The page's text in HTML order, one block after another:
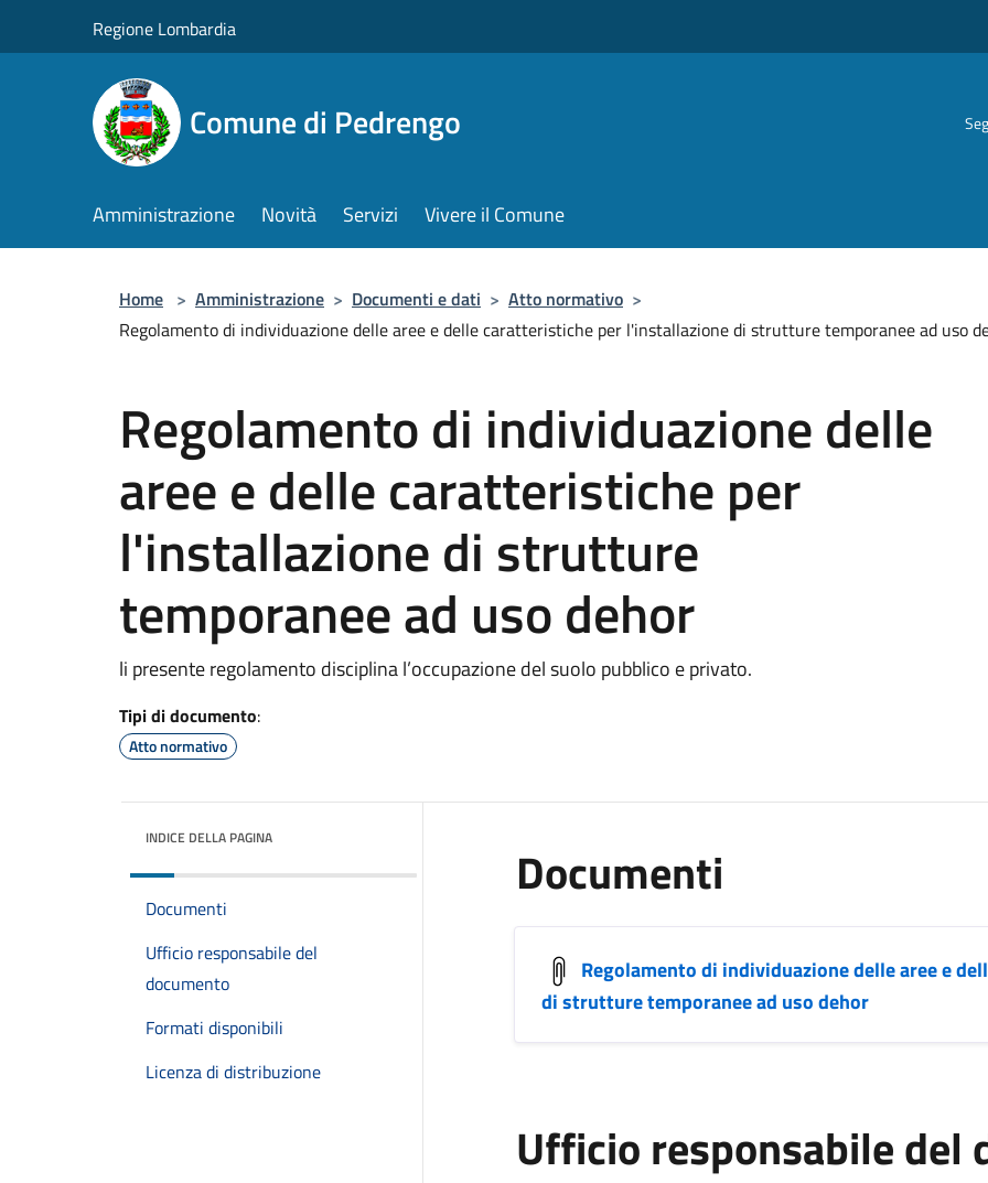
Regione Lombardia
Comune di Pedrengo
Amministrazione Novità Servizi Vivere il Comune
Home > Amministrazione > Documenti e dati > Atto normativo >
Regolamento di individuazione delle aree e delle caratteristiche per l'installazione di strutture temporanee ad uso
Regolamento di individuazione delle
aree e delle caratteristiche per
l'installazione di strutture
temporanee ad uso dehor
li presente regolamento disciplina l’occupazione del suolo pubblico e privato.
Tipi di documento:
Atto normativo
INDICE DELLA PAGINA
Documenti
Ufficio responsabile del
documento
Formati disponibili
Licenza di distribuzione
Documenti
Regolamento di individuazione delle aree e
di strutture temporanee ad uso dehor
Ufficio responsabile del